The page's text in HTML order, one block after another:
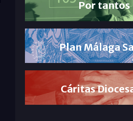
Por tantos
Plan Málaga
Cáritas